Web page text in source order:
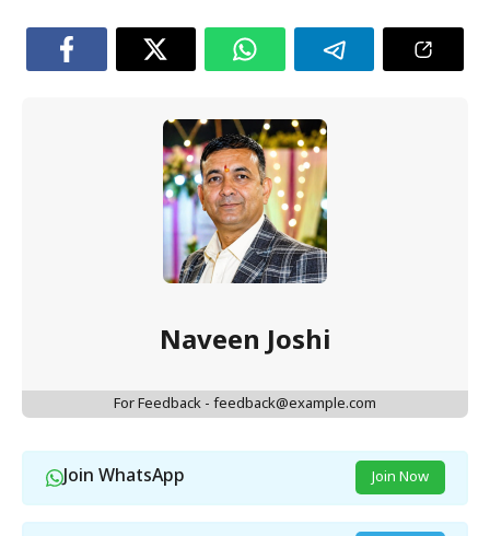
Naveen Joshi
For Feedback - feedback@example.com
Join WhatsApp Join Now